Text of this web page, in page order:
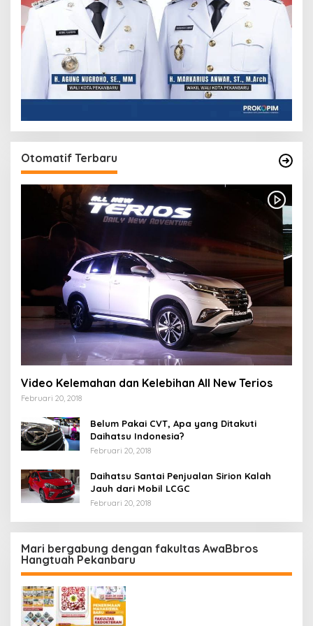
Otomatif Terbaru
Video Kelemahan dan Kelebihan All New Terios
Februari 20, 2018
Belum Pakai CVT, Apa yang Ditakuti
Daihatsu Indonesia?
Februari 20, 2018
Daihatsu Santai Penjualan Sirion Kalah
Jauh dari Mobil LCGC
Februari 20, 2018
Mari bergabung dengan fakultas AwaBbros
Hangtuah Pekanbaru